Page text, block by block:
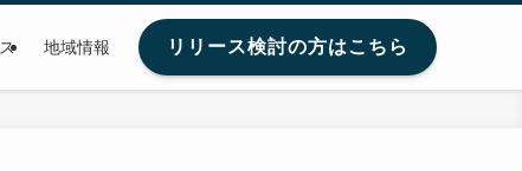
地域情報 リリース検討の方はこちら